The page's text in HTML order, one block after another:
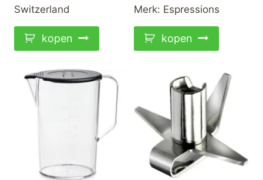
Switzerland
kopen
Merk: Espressions
kopen